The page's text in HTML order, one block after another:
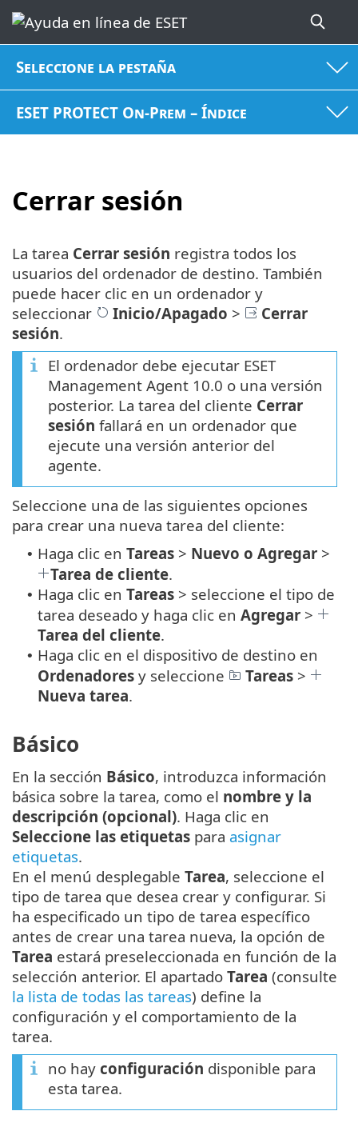
Seleccione la pestaña
ESET PROTECT On-Prem – Índice
Cerrar sesión
La tarea Cerrar sesión registra todos los
usuarios del ordenador de destino. También
puede hacer clic en un ordenador y
seleccionar
Inicio/Apagado >
Cerrar
sesión.
El ordenador debe ejecutar ESET
Management Agent 10.0 o una versión
posterior. La tarea del cliente Cerrar
sesión fallará en un ordenador que
ejecute una versión anterior del
agente.
Seleccione una de las siguientes opciones
para crear una nueva tarea del cliente:
• Haga clic en Tareas > Nuevo o Agregar >
Tarea de cliente.
• Haga clic en Tareas > seleccione el tipo de
tarea deseado y haga clic en Agregar >
Tarea del cliente.
• Haga clic en el dispositivo de destino en
Ordenadores y seleccione Tareas >
Nueva tarea.
Básico
En la sección Básico, introduzca información
básica sobre la tarea, como el nombre y la
descripción (opcional). Haga clic en
Seleccione las etiquetas para asignar
etiquetas.
En el menú desplegable Tarea, seleccione el
tipo de tarea que desea crear y configurar. Si
ha especificado un tipo de tarea específico
antes de crear una tarea nueva, la opción de
Tarea estará preseleccionada en función de la
selección anterior. El apartado Tarea (consulte
la lista de todas las tareas) define la
configuración y el comportamiento de la
tarea.
no hay configuración disponible para
esta tarea.